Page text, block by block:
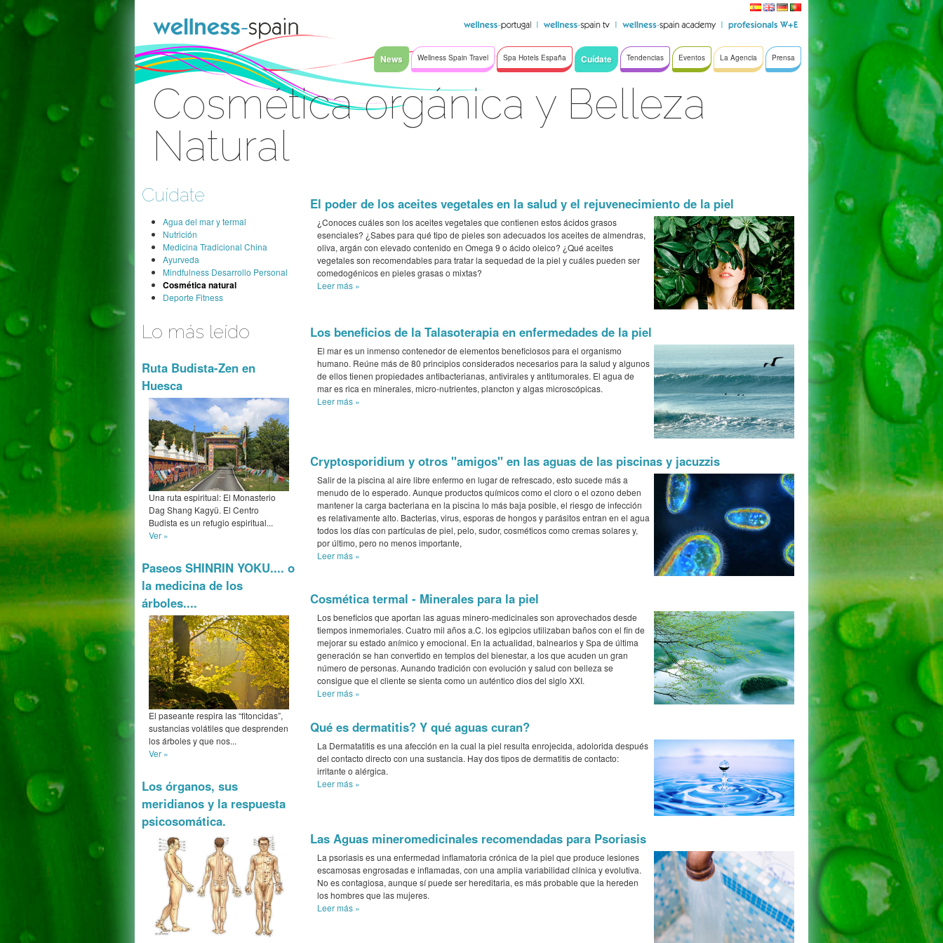
News Wellness Spain Travel Spa Hotels España Cuídate Tendencias Eventos La Agencia Prensa
Cosmética orgánica y Belleza
Natural
Cuídate
Agua del mar y termal
Nutrición
Medicina Tradicional China
Ayurveda
Mindfulness Desarrollo Personal
Cosmética natural
Deporte Fitness
Lo más leído
Ruta Budista-Zen en
Huesca
Una ruta espiritual: El Monasterio
Dag Shang Kagyü. El Centro
Budista es un refugio espiritual...
Ver »
Paseos SHINRIN YOKU.... o
la medicina de los
árboles....
El paseante respira las “fitoncidas”,
sustancias volátiles que desprenden
los árboles y que nos...
Ver »
Los órganos, sus
meridianos y la respuesta
psicosomática.
El poder de los aceites vegetales en la salud y el rejuvenecimiento de la piel
¿Conoces cuáles son los aceites vegetales que contienen estos ácidos grasos
esenciales? ¿Sabes para qué tipo de pieles son adecuados los aceites de almendras,
oliva, argán con elevado contenido en Omega 9 o ácido oleico? ¿Qué aceites
vegetales son recomendables para tratar la sequedad de la piel y cuáles pueden ser
comedogénicos en pieles grasas o mixtas?
Leer más »
Los beneficios de la Talasoterapia en enfermedades de la piel
El mar es un inmenso contenedor de elementos beneficiosos para el organismo
humano. Reúne más de 80 principios considerados necesarios para la salud y algunos
de ellos tienen propiedades antibacterianas, antivirales y antitumorales. El agua de
mar es rica en minerales, micro-nutrientes, plancton y algas microscópicas.
Leer más »
Cryptosporidium y otros "amigos" en las aguas de las piscinas y jacuzzis
Salir de la piscina al aire libre enfermo en lugar de refrescado, esto sucede más a
menudo de lo esperado. Aunque productos químicos como el cloro o el ozono deben
mantener la carga bacteriana en la piscina lo más baja posible, el riesgo de infección
es relativamente alto. Bacterias, virus, esporas de hongos y parásitos entran en el agua
todos los días con partículas de piel, pelo, sudor, cosméticos como cremas solares y,
por último, pero no menos importante,
Leer más »
Cosmética termal - Minerales para la piel
Los beneficios que aportan las aguas minero-medicinales son aprovechados desde
tiempos inmemoriales. Cuatro mil años a.C. los egipcios utilizaban baños con el fin de
mejorar su estado anímico y emocional. En la actualidad, balnearios y Spa de última
generación se han convertido en templos del bienestar, a los que acuden un gran
número de personas. Aunando tradición con evolución y salud con belleza se
consigue que el cliente se sienta como un auténtico dios del siglo XXI.
Leer más »
Qué es dermatitis? Y qué aguas curan?
La Dermatatitis es una afección en la cual la piel resulta enrojecida, adolorida después
del contacto directo con una sustancia. Hay dos tipos de dermatitis de contacto:
irritante o alérgica.
Leer más »
Las Aguas mineromedicinales recomendadas para Psoriasis
La psoriasis es una enfermedad inflamatoria crónica de la piel que produce lesiones
escamosas engrosadas e inflamadas, con una amplia variabilidad clínica y evolutiva.
No es contagiosa, aunque sí puede ser hereditaria, es más probable que la hereden
los hombres que las mujeres.
Leer más »